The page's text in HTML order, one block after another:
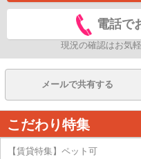
電話で
現況の確認はお気
メールで共有する
こだわり特集
【賃貸特集】ペット可